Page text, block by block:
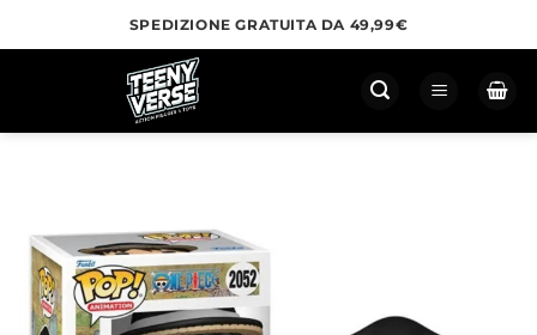
ai
SPEDIZIONE GRATUITA DA 49,99€